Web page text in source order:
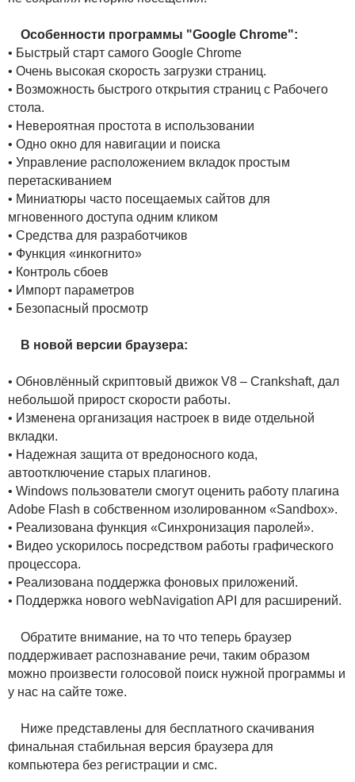
Особенности программы "Google Chrome":
• Быстрый старт самого Google Chrome
• Очень высокая скорость загрузки страниц.
• Возможность быстрого открытия страниц с Рабочего
стола.
• Невероятная простота в использовании
• Одно окно для навигации и поиска
• Управление расположением вкладок простым
перетаскиванием
• Миниатюры часто посещаемых сайтов для
мгновенного доступа одним кликом
• Средства для разработчиков
• Функция «инкогнито»
• Контроль сбоев
• Импорт параметров
• Безопасный просмотр
В новой версии браузера:
• Обновлённый скриптовый движок V8 – Crankshaft, дал
небольшой прирост скорости работы.
• Изменена организация настроек в виде отдельной
вкладки.
• Надежная защита от вредоносного кода,
автоотключение старых плагинов.
• Windows пользователи смогут оценить работу плагина
Adobe Flash в собственном изолированном «Sandbox».
• Реализована функция «Синхронизация паролей».
• Видео ускорилось посредством работы графического
процессора.
• Реализована поддержка фоновых приложений.
• Поддержка нового webNavigation API для расширений.
Обратите внимание, на то что теперь браузер
поддерживает распознавание речи, таким образом
можно произвести голосовой поиск нужной программы и
у нас на сайте тоже.
Ниже представлены для бесплатного скачивания
финальная стабильная версия браузера для
компьютера без регистрации и смс.